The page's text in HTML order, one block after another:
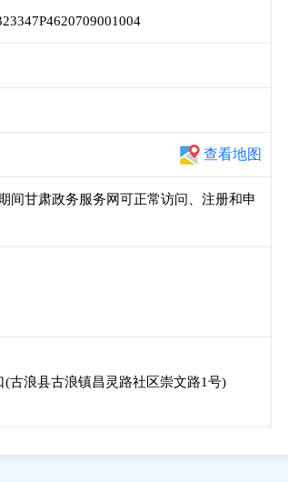
查看地图
间甘肃政务服务网可正常访问、注册和申
古浪县古浪镇昌灵路社区崇文路1号)